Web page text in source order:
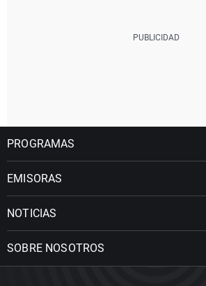
PROGRAMAS
EMISORAS
NOTICIAS
SOBRE NOSOTROS